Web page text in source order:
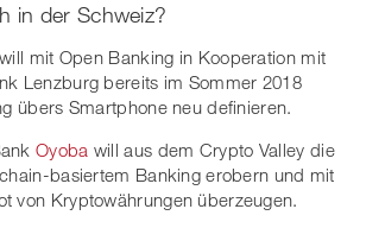
in der Schweiz?
mit Open Banking in Kooperation mit
Lenzburg bereits im Sommer 2018
übers Smartphone neu definieren.
Oyoba will aus dem Crypto Valley die
basiertem Banking erobern und mit
von Kryptowährungen überzeugen.